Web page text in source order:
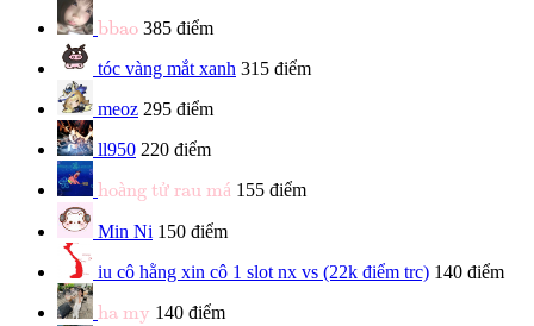
bbao
bbao
385 điểm
tóc vàng mắt xanh 315 điểm
meoz 295 điểm
ll950 220 điểm
hoàng tử rau má
hoàng tử rau má 155 điểm
Min Ni 150 điểm
iu cô hằng xin cô 1 slot nx vs (22k điểm trc) 140 điểm
ha my
ha my 140 điểm